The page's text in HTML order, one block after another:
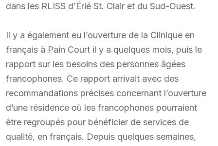
dans les RLISS d’Érié St. Clair et du Sud-Ouest.
Il y a également eu l’ouverture de la Clinique en
français à Pain Court il y a quelques mois, puis le
rapport sur les besoins des personnes âgées
francophones. Ce rapport arrivait avec des
recommandations précises concernant l’ouverture
d’une résidence où les francophones pourraient
être regroupés pour bénéficier de services de
qualité, en français. Depuis quelques semaines,